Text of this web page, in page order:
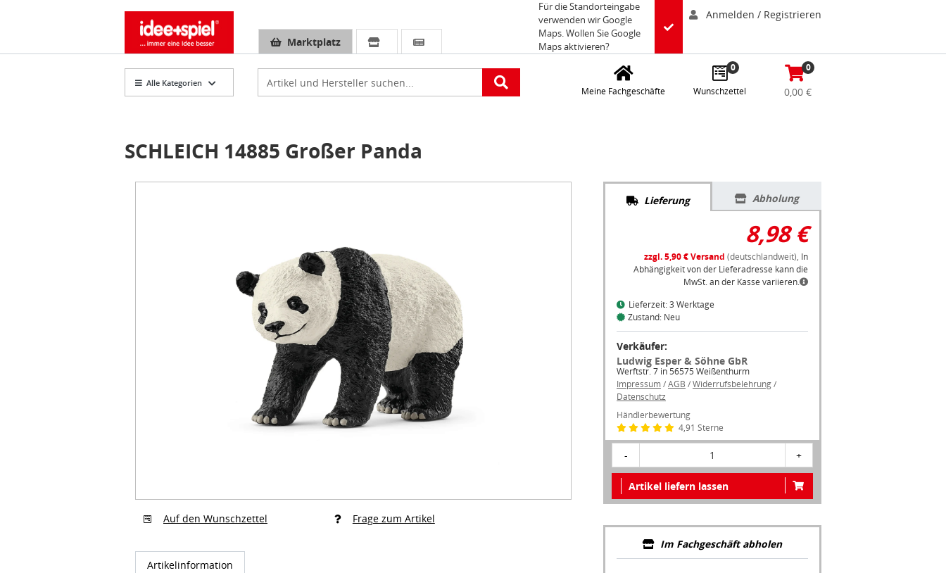
Marktplatz
Für die Standorteingabe
verwenden wir Google
Maps. Wollen Sie Google
Maps aktivieren?
Anmelden / Registrieren
Alle Kategorien
Meine Fachgeschäfte
0
Wunschzettel
0
0,00 €
SCHLEICH 14885 Großer Panda
Auf den Wunschzettel Frage zum Artikel
Artikelinformation
Lieferung Abholung
8,98 €
zzgl. 5,90 € Versand (deutschlandweit), In
Abhängigkeit von der Lieferadresse kann die
MwSt. an der Kasse variieren.
Lieferzeit: 3 Werktage
Zustand: Neu
Verkäufer:
Ludwig Esper & Söhne GbR
Werftstr. 7 in 56575 Weißenthurm
Impressum/AGB /Widerrufsbelehrung/
Datenschutz
Händlerbewertung
4,91 Sterne
- 1 +
Artikel liefern lassen
Im Fachgeschäft abholen